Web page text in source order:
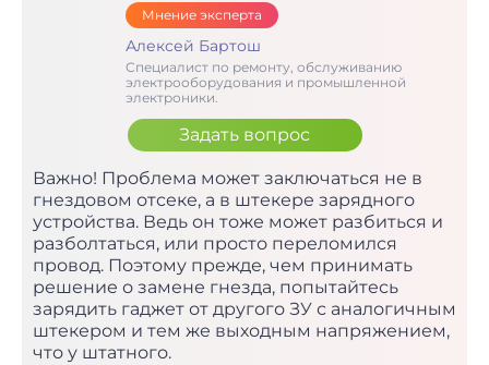
Мнение эксперта
Алексей Бартош
Специалист по ремонту, обслуживанию
электрооборудования и промышленной
электроники.
Задать вопрос
Важно! Проблема может заключаться не в
гнездовом отсеке, а в штекере зарядного
устройства. Ведь он тоже может разбиться и
разболтаться, или просто переломился
провод. Поэтому прежде, чем принимать
решение о замене гнезда, попытайтесь
зарядить гаджет от другого ЗУ с аналогичным
штекером и тем же выходным напряжением,
что у штатного.